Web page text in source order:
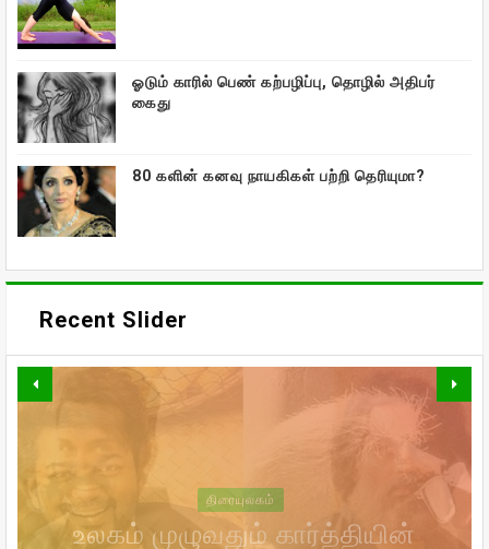
ஓடும் காரில் பெண் கற்பழிப்பு, தொழில் அதிபர்
கைது
80 களின் கனவு நாயகிகள் பற்றி தெரியுமா?
Recent Slider
வாரிசு திரைப்படத்தையும்
வெளியிடுகிறாரா உதயநிதி ஸ்டாலின்!
திரையுலகம்
உலகம் முழுவதும் கார்த்தியின்
கணவர் இறந்த பின்னர்